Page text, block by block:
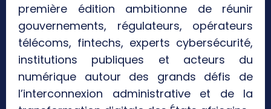
première édition ambitionne de réunir
gouvernements, régulateurs, opérateurs
télécoms, fintechs, experts cybersécurité,
institutions publiques et acteurs du
numérique autour des grands défis de
l’interconnexion administrative et de la